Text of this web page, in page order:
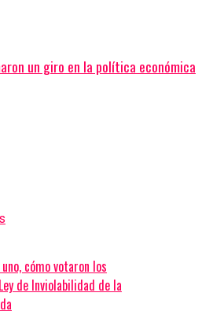
un giro en la política económica
cómo votaron los
de Inviolabilidad de la